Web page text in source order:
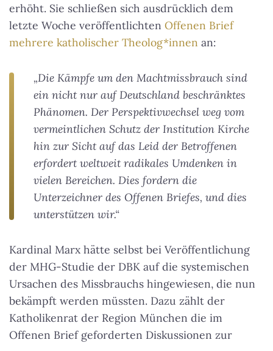
erhöht. Sie schließen sich ausdrücklich dem
letzte Woche veröffentlichten Offenen Brief
mehrere katholischer Theolog*innen an:
„Die Kämpfe um den Machtmissbrauch sind
ein nicht nur auf Deutschland beschränktes
Phänomen. Der Perspektivwechsel weg vom
vermeintlichen Schutz der Institution Kirche
hin zur Sicht auf das Leid der Betroffenen
erfordert weltweit radikales Umdenken in
vielen Bereichen. Dies fordern die
Unterzeichner des Offenen Briefes, und dies
unterstützen wir.“
Kardinal Marx hätte selbst bei Veröffentlichung
der MHG-Studie der DBK auf die systemischen
Ursachen des Missbrauchs hingewiesen, die nun
bekämpft werden müssten. Dazu zählt der
Katholikenrat der Region München die im
Offenen Brief geforderten Diskussionen zur